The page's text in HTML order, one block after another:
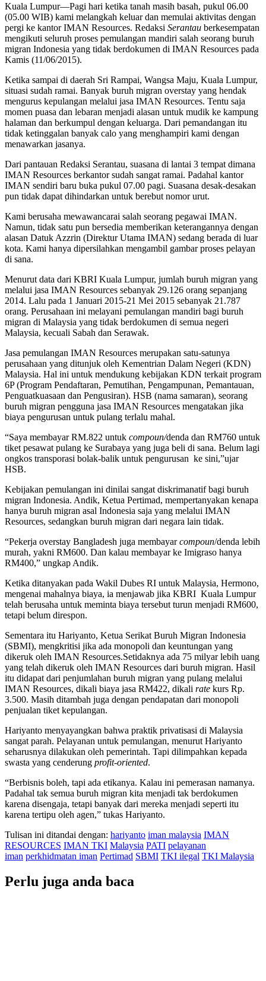
Kuala Lumpur—Pagi hari ketika tanah masih basah, pukul 06.00
(05.00 WIB) kami melangkah keluar dan memulai aktivitas dengan
pergi ke kantor IMAN Resources. Redaksi Serantau berkesempatan
mengikuti seluruh proses pemulangan mandiri salah seorang buruh
migran Indonesia yang tidak berdokumen di IMAN Resources pada
Kamis (11/06/2015).
Ketika sampai di daerah Sri Rampai, Wangsa Maju, Kuala Lumpur,
situasi sudah ramai. Banyak buruh migran overstay yang hendak
mengurus kepulangan melalui jasa IMAN Resources. Tentu saja
momen puasa dan lebaran menjadi alasan untuk mudik ke kampung
halaman dan berkumpul dengan keluarga. Dari pemandangan itu
tidak ketinggalan banyak calo yang menghampiri kami dengan
menawarkan jasanya.
Dari pantauan Redaksi Serantau, suasana di lantai 3 tempat dimana
IMAN Resources berkantor sudah sangat ramai. Padahal kantor
IMAN sendiri baru buka pukul 07.00 pagi. Suasana desak-desakan
pun tidak dapat dihindarkan untuk berebut nomor urut.
Kami berusaha mewawancarai salah seorang pegawai IMAN.
Namun, tidak satu pun bersedia memberikan keterangannya dengan
alasan Datuk Azzrin (Direktur Utama IMAN) sedang berada di luar
kota. Kami hanya dipersilahkan mengambil gambar proses pelayan
di sana.
Menurut data dari KBRI Kuala Lumpur, jumlah buruh migran yang
melalui jasa IMAN Resources sebanyak 29.126 orang sepanjang
2014. Lalu pada 1 Januari 2015-21 Mei 2015 sebanyak 21.787
orang. Perusahaan ini melayani pemulangan mandiri bagi buruh
migran di Malaysia yang tidak berdokumen di semua negeri
Malaysia, kecuali Sabah dan Serawak.
Jasa pemulangan IMAN Resources merupakan satu-satunya
perusahaan yang ditunjuk oleh Kementrian Dalam Negeri (KDN)
Malaysia. Hal ini untuk mendukung kebijakan KDN terkait program
6P (Program Pendaftaran, Pemutihan, Pengampunan, Pemantauan,
Penguatkuasaan dan Pengusiran). HSB (nama samaran), seorang
buruh migran pengguna jasa IMAN Resources mengatakan jika
biaya pengurusan untuk pulang terlalu mahal.
“Saya membayar RM.822 untuk compoun/denda dan RM760 untuk
tiket pesawat pulang ke Surabaya yang juga beli di sana. Belum lagi
ongkos transporasi bolak-balik untuk pengurusan ke sini,”ujar
HSB.
Kebijakan pemulangan ini dinilai sangat diskrimanatif bagi buruh
migran Indonesia. Andik, Ketua Pertimad, mempertanyakan kenapa
hanya buruh migran asal Indonesia saja yang melalui IMAN
Resources, sedangkan buruh migran dari negara lain tidak.
“Pekerja overstay Bangladesh juga membayarcompoun/denda lebih
murah, yakni RM600. Dan kalau membayar ke Imigraso hanya
RM400,” ungkap Andik.
Ketika ditanyakan pada Wakil Dubes RI untuk Malaysia, Hermono,
mengenai mahalnya biaya, ia menjawab jika KBRI Kuala Lumpur
telah berusaha untuk meminta biaya tersebut turun menjadi RM600,
tetapi belum direspon.
Sementara itu Hariyanto, Ketua Serikat Buruh Migran Indonesia
(SBMI), mengkritisi jika ada monopoli dan keuntungan yang
dikeruk oleh IMAN Resources.Setidaknya ada 75 milyar lebih uang
yang telah dikeruk oleh IMAN Resources dari buruh migran. Hasil
itu didapat dari penjumlahan buruh migran yang pulang melalui
IMAN Resources, dikali biaya jasa RM422, dikali rate kurs Rp.
3.500. Masih ditambah juga dengan pendapatan dari monopoli
penjualan tiket kepulangan.
Hariyanto menyayangkan bahwa praktik privatisasi di Malaysia
sangat parah. Pelayanan untuk pemulangan, menurut Hariyanto
seharusnya dilakukan oleh pemerintah. Tapi dilimpahkan kepada
swasta yang cenderung profit-oriented.
“Berbisnis boleh, tapi ada etikanya. Kalau ini pemerasan namanya.
Padahal tak semua buruh migran kita menjadi tak berdokumen
karena disengaja, tetapi banyak dari mereka menjadi seperti itu
karena tertipu oleh agen,” tukas Hariyanto.
Tulisan ini ditandai dengan: hariyanto iman malaysia IMAN
RESOURCES IMAN TKI Malaysia PATI pelayanan
iman perkhidmatan iman Pertimad SBMI TKI ilegal TKI Malaysia
Perlu juga anda baca